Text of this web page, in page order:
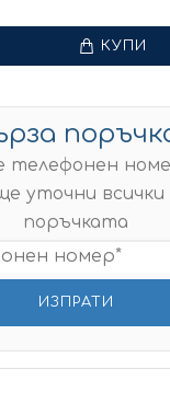
КУПИ
телефонен
уточни
поръчката